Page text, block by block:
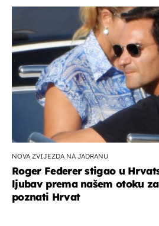
NOVA ZVIJEZDA NA JADRANU
Roger Federer stigao u
ljubav prema našem otoku
poznati Hrvat